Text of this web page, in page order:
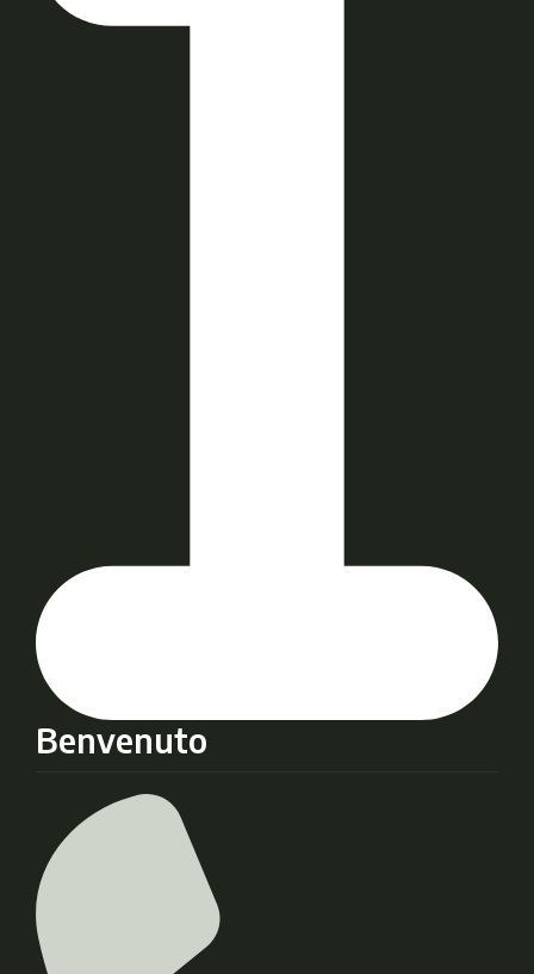
Benvenuto